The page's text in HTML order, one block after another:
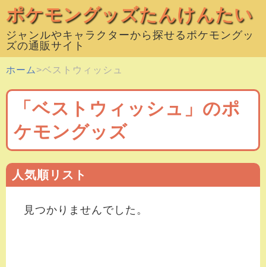
ポケモングッズたんけんたい
ジャンルやキャラクターから探せるポケモングッ
ズの通販サイト
ホーム ベストウィッシュ
「ベストウィッシュ」のポ
ケモングッズ
人気順リスト
見つかりませんでした。